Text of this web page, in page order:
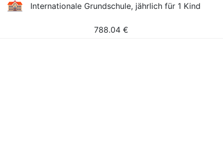
Internationale Grundschule, jährlich für 1 Kind
788.04 €